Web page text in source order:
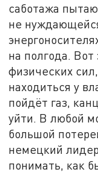
саботажа
не
на полгода. Вот
физических
находиться у
пойдёт газ,
уйти. В любой
большой
немецкий
понимать, как